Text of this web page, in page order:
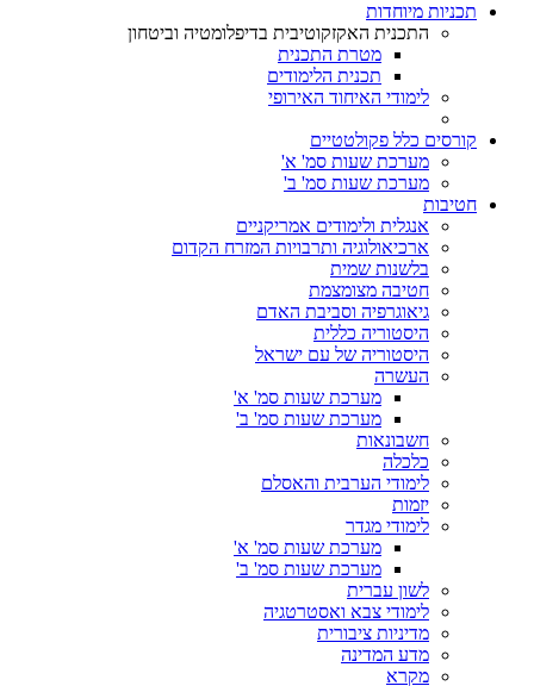
תכניות מיוחדות
התכנית האקזקוטיבית בדיפלומטיה וביטחון
מטרת התכנית
תכנית הלימודים
לימודי האיחוד האירופי
קורסים כלל פקולטטיים
מערכת שעות סמ' א'
מערכת שעות סמ' ב'
חטיבות
אנגלית ולימודים אמריקניים
ארכיאולוגיה ותרבויות המזרח הקדום
בלשנות שמית
חטיבה מצומצמת
גיאוגרפיה וסביבת האדם
היסטוריה כללית
היסטוריה של עם ישראל
העשרה
מערכת שעות סמ' א'
מערכת שעות סמ' ב'
חשבונאות
כלכלה
לימודי הערבית והאסלם
יזמות
לימודי מגדר
מערכת שעות סמ' א'
מערכת שעות סמ' ב'
לשון עברית
לימודי צבא ואסטרטגיה
מדיניות ציבורית
מדע המדינה
מקרא